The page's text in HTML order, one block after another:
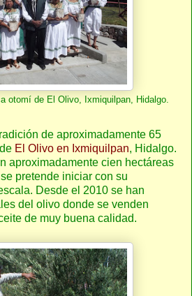
otomí de El Olivo, Ixmiquilpan, Hidalgo.
de aproximadamente 65
El Olivo en Ixmiquilpan, Hidalgo.
aproximadamente cien hectáreas
pretende iniciar con su
Desde el 2010 se han
del olivo donde se venden
de muy buena calidad.